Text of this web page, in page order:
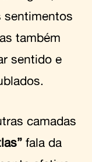
sentimentos
também
sentido e
camadas
fala da